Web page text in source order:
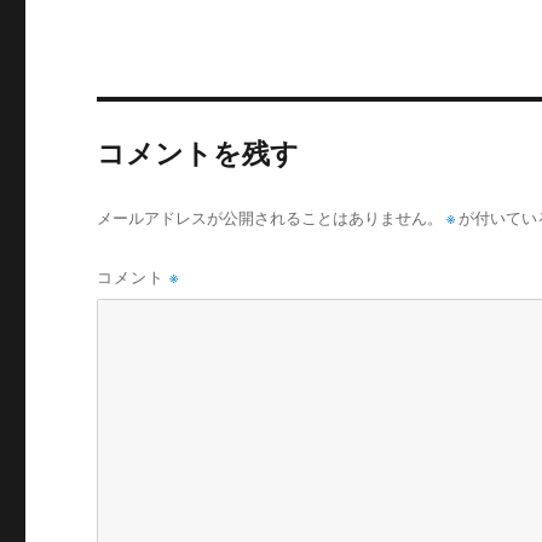
コメントを残す
メールアドレスが公開されることはありません。 ※ が付いて
コメント※